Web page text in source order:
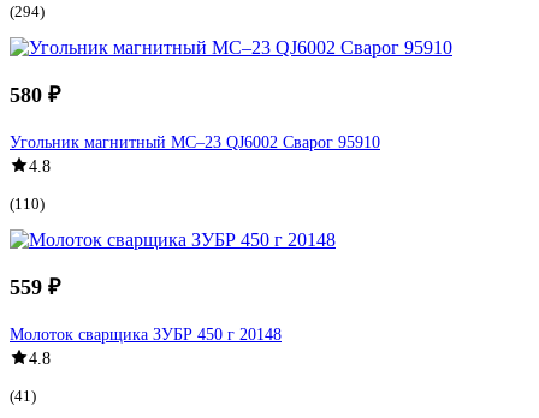
(294)
580 ₽
Угольник магнитный МС–23 QJ6002 Сварог 95910
4.8
(110)
559 ₽
Молоток сварщика ЗУБР 450 г 20148
4.8
(41)